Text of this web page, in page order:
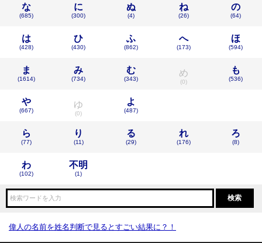
な
(685)
に
(300)
ぬ
(4)
ね
(26)
の
(64)
は
(428)
ひ
(430)
ふ
(862)
へ
(173)
ほ
(594)
ま
(1614)
み
(734)
む
(343)
め
(0)
も
(536)
や
(667)
ゆ
(0)
よ
(487)
ら
(77)
り
(11)
る
(29)
れ
(176)
ろ
(8)
わ
(102)
不明
(1)
偉人の名前を姓名判断で見るとすごい結果に？！